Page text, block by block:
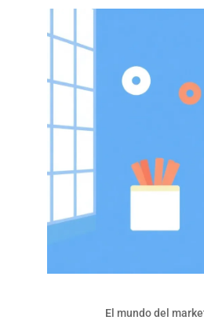
El mundo del